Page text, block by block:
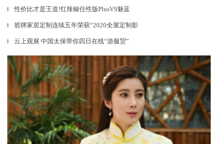
▎ 性价比才是王道!红辣椒任性版PlusVS魅蓝
▎ 箭牌家居定制连续五年荣获“2020全屋定制影
▎ 云上观展 中国太保带你四日在线“游服贸”